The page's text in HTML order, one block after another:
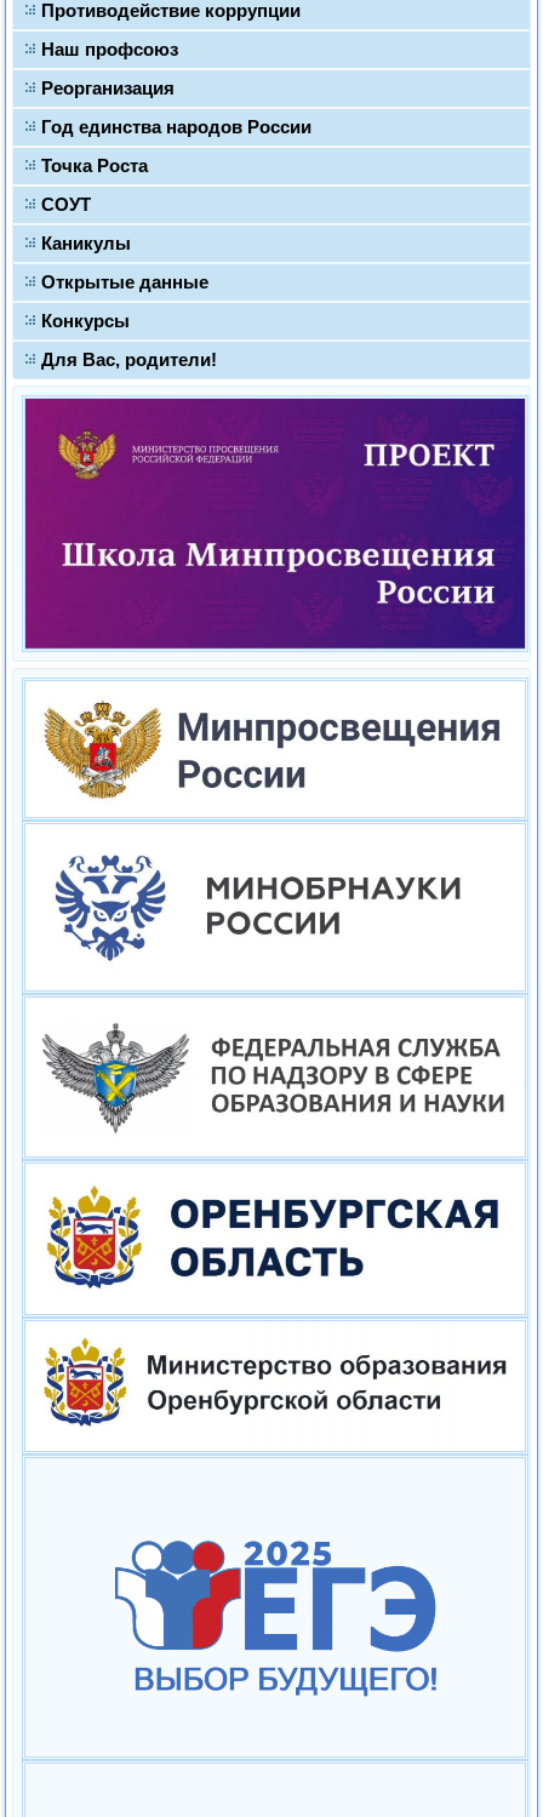
Противодействие коррупции
Наш профсоюз
Реорганизация
Год единства народов России
Точка Роста
СОУТ
Каникулы
Открытые данные
Конкурсы
Для Вас, родители!